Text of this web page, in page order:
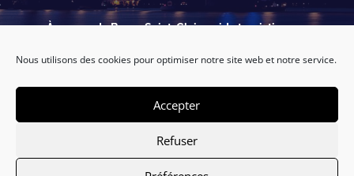
Nous utilisons des cookies pour optimiser notre site web et notre service.
Accepter
Refuser
À propos de Bruno Saint-Clair, guide touristique
Politique de confidentialité & Cookies